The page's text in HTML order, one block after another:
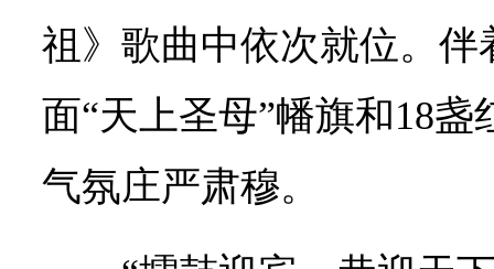
祖》歌曲中依次就位。伴
面“天上圣母”幡旗和18
气氛庄严肃穆。